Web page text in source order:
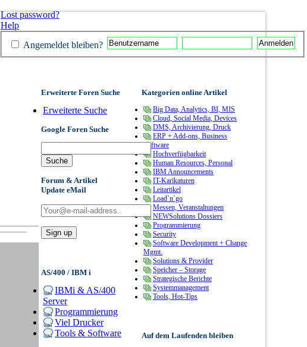
Lost password?
Help
Angemeldet bleiben?
Erweiterte Foren Suche
Erweiterte Suche
Google Foren Suche
Forum & Artikel
Update eMail
AS/400 / IBM i
IBMi & AS/400
Server
Programmierung
Viel Drucker
Tools & Software
Kategorien online Artikel
Big Data, Analytics, BI, MIS
Cloud, Social Media, Devices
DMS, Archivierung, Druck
ERP + Add-ons, Business
Software
Hochverfügbarkeit
Human Resources, Personal
IBM Announcements
IT-Karikaturen
Leitartikel
Load`n`go
Messen, Veranstaltungen
NEWSolutions Dossiers
Programmierung
Security
Software Development + Change
Mgmt.
Solutions & Provider
Speicher – Storage
Strategische Berichte
Systemmanagement
Tools, Hot-Tips
Auf dem Laufenden bleiben